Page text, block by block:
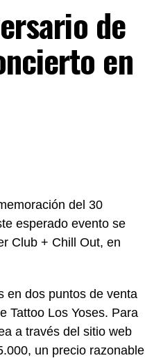
de
en
del 30
esperado evento se
Club + Chill Out, en
en dos puntos de venta
Tattoo Los Yoses. Para
a través del sitio web
un precio razonable